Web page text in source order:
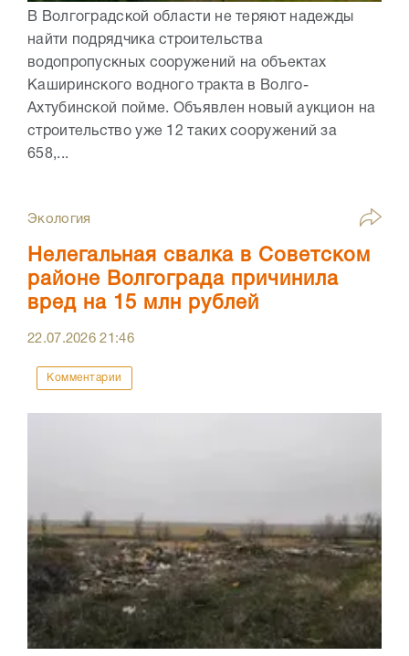
В Волгоградской области не теряют надежды
найти подрядчика строительства
водопропускных сооружений на объектах
Каширинского водного тракта в Волго-
Ахтубинской пойме. Объявлен новый аукцион на
строительство уже 12 таких сооружений за
658,...
Экология
Нелегальная свалка в Советском
районе Волгограда причинила
вред на 15 млн рублей
22.07.202621:46
Комментарии